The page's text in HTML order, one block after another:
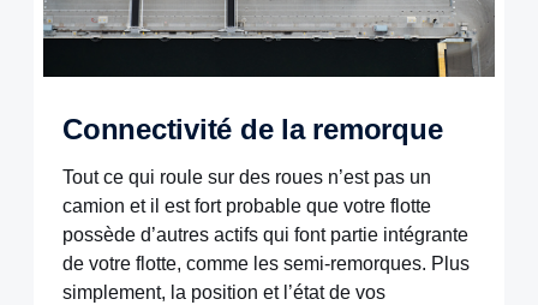
Connectivité de la remorque
Tout ce qui roule sur des roues n’est pas un
camion et il est fort probable que votre flotte
possède d’autres actifs qui font partie intégrante
de votre flotte, comme les semi-remorques. Plus
simplement, la position et l’état de vos